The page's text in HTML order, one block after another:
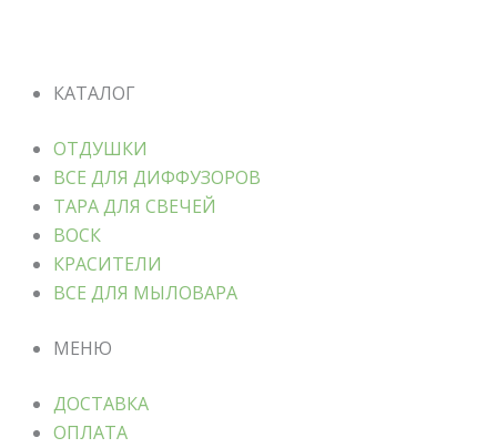
КАТАЛОГ
ОТДУШКИ
ВСЕ ДЛЯ ДИФФУЗОРОВ
ТАРА ДЛЯ СВЕЧЕЙ
ВОСК
КРАСИТЕЛИ
ВСЕ ДЛЯ МЫЛОВАРА
МЕНЮ
ДОСТАВКА
ОПЛАТА